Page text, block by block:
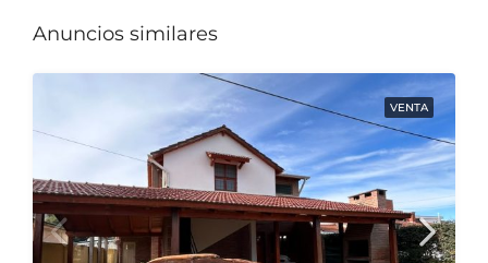
Anuncios similares
VENTA